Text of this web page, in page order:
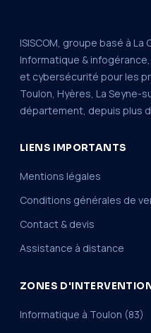
ISISCOM, groupe basé à La
Informatique &
et cybersécurité pour les
Toulon, Hyères, La Seyne-
département, depuis plus
LIENS IMPORTANTS
Mentions légales
Conditions générales de
Contact & devis
Assistance à distance
ZONES
Informatique à Toulon (83)